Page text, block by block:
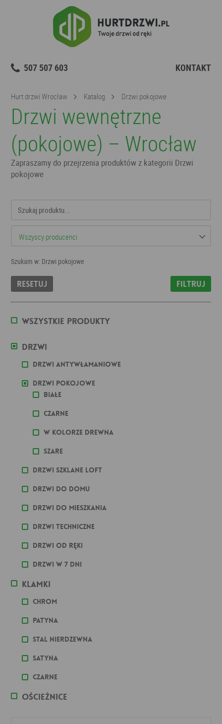
507 507 603 KONTAKT
Hurt drzwi Wrocław Katalog Drzwi pokojowe
Drzwi wewnętrzne
(pokojowe) – Wrocław
Zapraszamy do przejrzenia produktów z kategorii Drzwi
pokojowe
Szukam w: Drzwi pokojowe
Resetuj Filtruj
Wszystkie produkty
Drzwi
Drzwi antywłamaniowe
Drzwi pokojowe
Białe
Czarne
W kolorze drewna
Szare
Drzwi szklane loft
Drzwi do domu
Drzwi do mieszkania
Drzwi techniczne
Drzwi od ręki
Drzwi w 7 dni
Klamki
Chrom
Patyna
stal nierdzewna
Satyna
Czarne
Ościeżnice